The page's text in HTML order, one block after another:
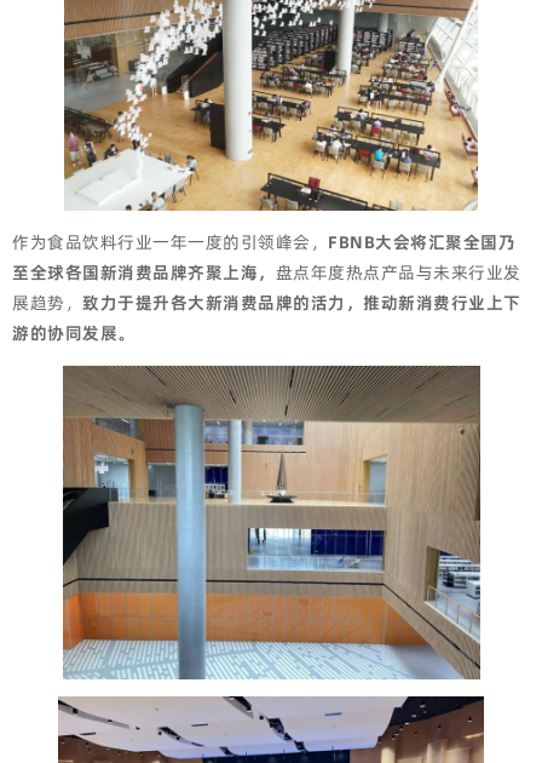
作为食品饮料行业一年一度的引领峰会， FBNB大会将汇聚全国乃
至全球各国新消费品牌齐聚上海， 盘点年度热点产品与未来行业发
展趋势， 致力于提升各大新消费品牌的活力，推动新消费行业上下
游的协同发展。